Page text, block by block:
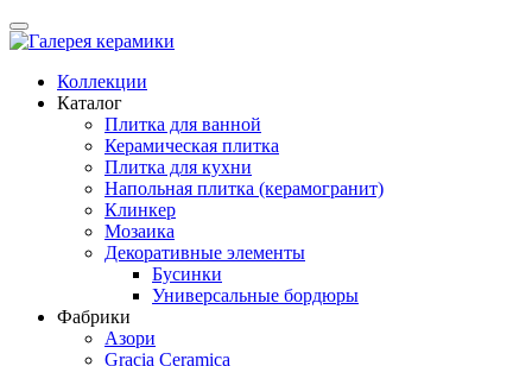
Коллекции
Каталог
Плитка для ванной
Керамическая плитка
Плитка для кухни
Напольная плитка (керамогранит)
Клинкер
Мозаика
Декоративные элементы
Бусинки
Универсальные бордюры
Фабрики
Азори
Gracia Ceramica